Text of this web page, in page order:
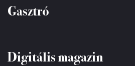
Gasztró
Digitális magazin